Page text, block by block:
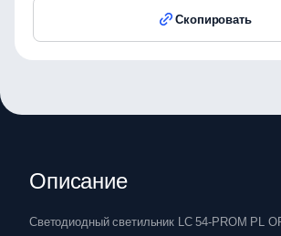
Скопировать
Описание
Светодиодный светильник LC 54-PROM PL